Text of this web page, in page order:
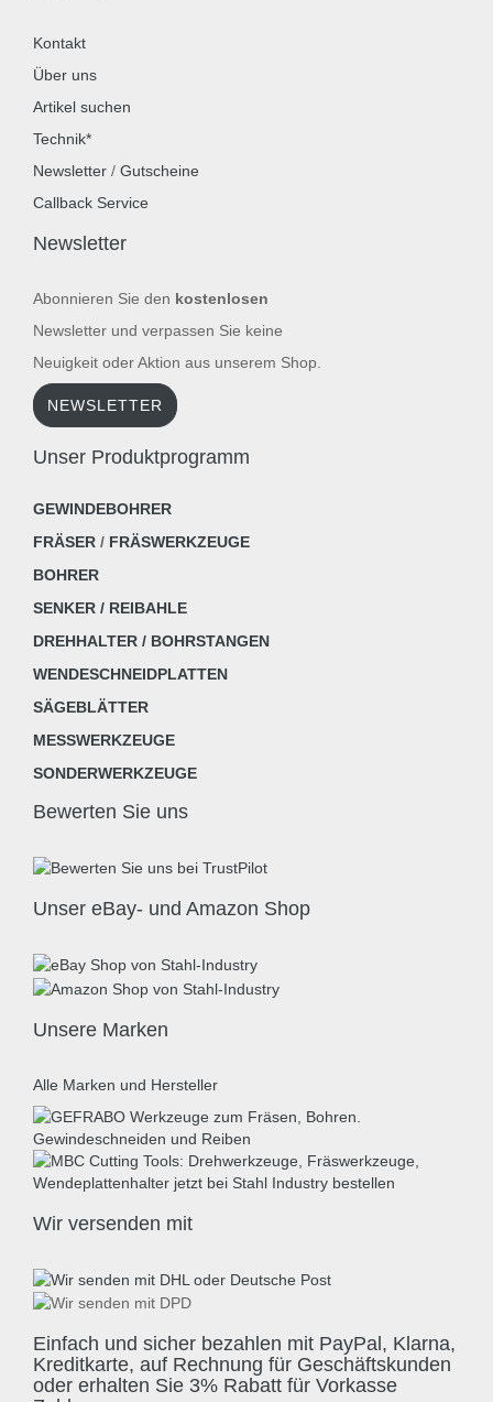
Kontakt
Über uns
Artikel suchen
Technik*
Newsletter / Gutscheine
Callback Service
Newsletter
Abonnieren Sie den kostenlosen
Newsletter und verpassen Sie keine
Neuigkeit oder Aktion aus unserem Shop.
NEWSLETTER
Unser Produktprogramm
GEWINDEBOHRER
FRÄSER / FRÄSWERKZEUGE
BOHRER
SENKER / REIBAHLE
DREHHALTER / BOHRSTANGEN
WENDESCHNEIDPLATTEN
SÄGEBLÄTTER
MESSWERKZEUGE
SONDERWERKZEUGE
Bewerten Sie uns
Unser eBay- und Amazon Shop
Unsere Marken
Alle Marken und Hersteller
Wir versenden mit
Einfach und sicher bezahlen mit PayPal, Klarna,
Kreditkarte, auf Rechnung für Geschäftskunden
oder erhalten Sie 3% Rabatt für Vorkasse